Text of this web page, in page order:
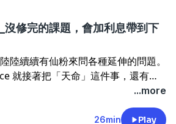
中沒有擴香機，我們還特別準備了象
的「牡丹花擴香膏香掛」要送給前
粉絲。這個七夕，讓紅線牽起緣分，
，一起請回家。💗
product/redthreadoil1/
包子！還有聖號「金闕御史萬壽無
人可依靠的醫神，祂走的一直是同一
法解。✨
金桂園園區建設的護持資訊，詳見資
forms.gle/eKSTLcrx3C5dABmw9
量✅ 守護家運平安✅ 協助孩子專
顯
拜拜疏文上寫的「宅
，到底是什麼意思？在哪裡？Alice
第一次看到這行字，納悶到現在終
得了，原來短短八個字，藏著一整套
到西遊記、卡巴拉、北歐神話和阿凡
沒修完的課題，會加利息帶到下
陸續續有仙粉來問各種延伸的問題。
就接著把「天命」這件事，還有一
、守護天使，好好再聊一下。🌀 追求
人生很多人非常熱衷追求天命，希望
維或神佛的訊息、擁有一些特殊能
...more
26min Play